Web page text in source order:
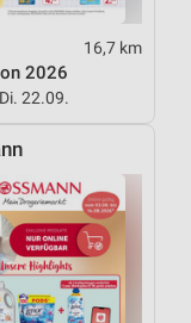
16,7 km
2026
22.09.
oder
von